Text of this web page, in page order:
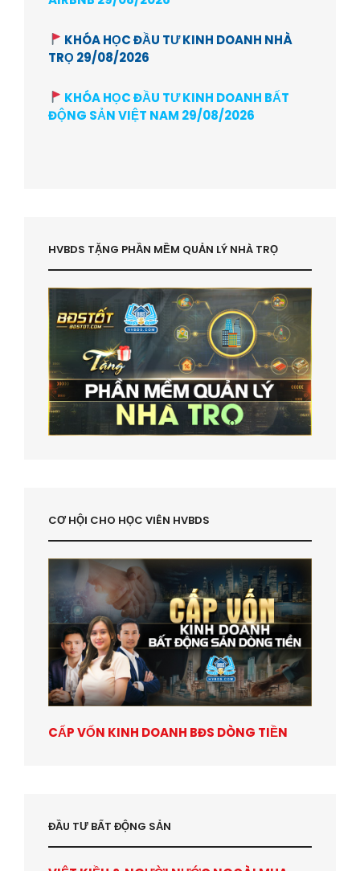
KHÓA HỌC ĐẦU TƯ KINH DOANH NHÀ
TRỌ 29/08/2026
KHÓA HỌC ĐẦU TƯ KINH DOANH BẤT
ĐỘNG SẢN VIỆT NAM 29/08/2026
HVBDS TẶNG PHẦN MỀM QUẢN LÝ NHÀ TRỌ
CƠ HỘI CHO HỌC VIÊN HVBDS
CẤP VỐN KINH DOANH BĐS DÒNG TIỀN
ĐẦU TƯ BẤT ĐỘNG SẢN